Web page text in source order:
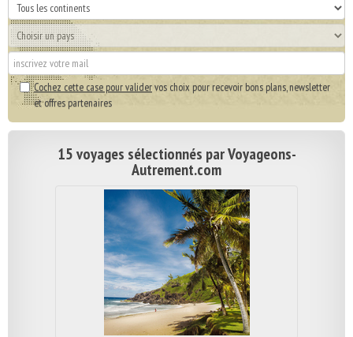
Cochez cette case pour validervos choix pour recevoir bons plans, newsletter
et offres partenaires
15 voyages sélectionnés par Voyageons-
Autrement.com